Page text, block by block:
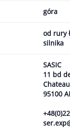
góra
od rury
silnika
SASIC
11 bd
95100